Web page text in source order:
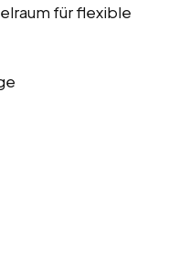
für flexible